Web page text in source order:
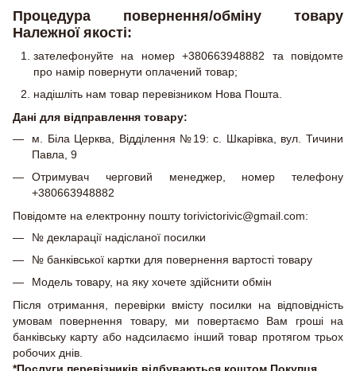
Процедура повернення/обміну товару
Належної якості:
зателефонуйте на номер +380663948882 та повідомте
про намір повернути оплачений товар;
надішліть нам товар перевізником Нова Пошта.
Дані для відправлення товару:
м. Біла Церква, Відділення №19: с. Шкарівка, вул. Тичини
Павла, 9
Отримувач черговий менеджер, номер телефону
+380663948882
Повідомте на електронну пошту torivictorivic@gmail.com:
№ декларації надісланої посилки
№ банківської картки для повернення вартості товару
Модель товару, на яку хочете здійснити обмін
Після отримання, перевірки вмісту посилки на відповідність
умовам повернення товару, ми повертаємо Вам гроші на
банківську карту або надсилаємо інший товар протягом трьох
робочих днів.
*Послуги перевізників відбуваються коштом Покупця.